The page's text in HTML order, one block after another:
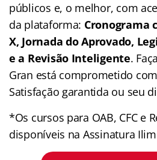
públicos e, o melhor, com
da plataforma: Cronograma
X, Jornada do Aprovado,
e a Revisão Inteligente.
Gran está comprometido
Satisfação garantida ou seu
*Os cursos para OAB, CFC e
disponíveis na Assinatura